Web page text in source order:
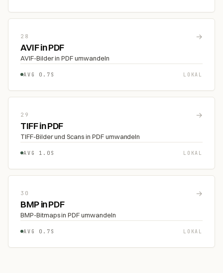
28 →
AVIF in PDF
AVIF-Bilder in PDF umwandeln
AVG 0.7S LOKAL
29 →
TIFF in PDF
TIFF-Bilder und Scans in PDF umwandeln
AVG 1.0S LOKAL
30 →
BMP in PDF
BMP-Bitmaps in PDF umwandeln
AVG 0.7S LOKAL